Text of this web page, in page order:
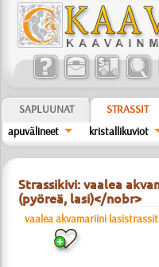
SAPLUUNAT
STRASSIT
apuvälineet
kristallikuviot
Strassikivi: vaalea
(pyöreä, lasi)</nobr>
vaalea akvamariini lasistrassit